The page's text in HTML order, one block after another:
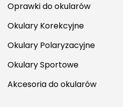
Oprawki do okularów
Okulary Korekcyjne
Okulary Polaryzacyjne
Okulary Sportowe
Akcesoria do okularów